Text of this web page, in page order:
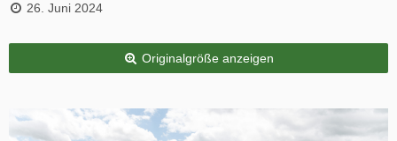
26. Juni 2024
Originalgröße anzeigen